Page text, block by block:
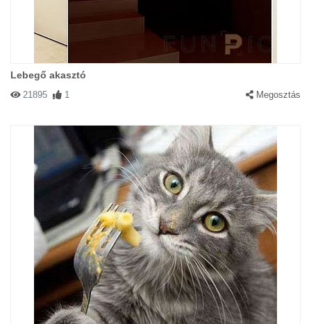
Lebegő akasztó
21895 1 Megosztás